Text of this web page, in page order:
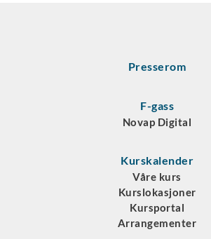
Presserom
F-gass
Novap Digital
Kurskalender
Våre kurs
Kurslokasjoner
Kursportal
Arrangementer